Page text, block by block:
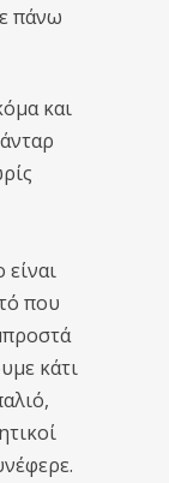
πάνω
και
που
κάτι